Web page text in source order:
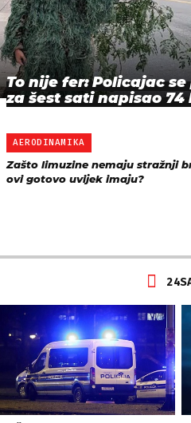
To nije fer: Policajac
za šest sati napisao 74
AERODINAMIKA
Zašto limuzine nemaju stražnji
ovi gotovo uvijek imaju?